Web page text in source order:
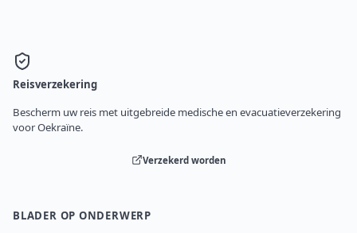
Reisverzekering
Bescherm uw reis met uitgebreide medische en evacuatieverzekering
voor Oekraïne.
Verzekerd worden
BLADER OP ONDERWERP